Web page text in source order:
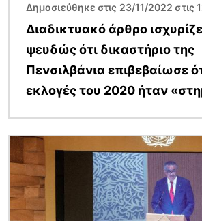
Δημοσιεύθηκε στις 23/11/2022 στις
Διαδικτυακό άρθρο
ψευδώς ότι δικαστήριο της
Πενσιλβάνια επιβεβαίωσε
εκλογές του 2020 ήταν
Εικόνα